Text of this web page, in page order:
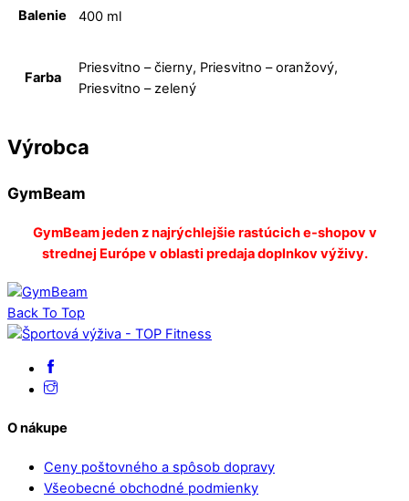
Balenie 400 ml
Farba
Priesvitno – čierny, Priesvitno – oranžový,
Priesvitno – zelený
Výrobca
GymBeam
GymBeam jeden z najrýchlejšie rastúcich e-shopov v
strednej Európe v oblasti predaja doplnkov výživy.
Back To Top
O nákupe
Ceny poštovného a spôsob dopravy
Všeobecné obchodné podmienky